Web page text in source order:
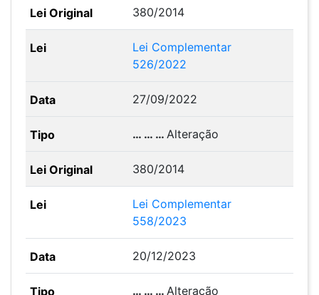
380/2014
Lei Complementar
526/2022
27/09/2022
… … …Alteração
380/2014
Lei Complementar
558/2023
20/12/2023
… … …Alteração